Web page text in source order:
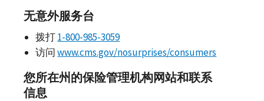
无意外服务台
拨打1-800-985-3059
访问www.cms.gov/nosurprises/consumers
您所在州的保险管理机构网站和联系
信息